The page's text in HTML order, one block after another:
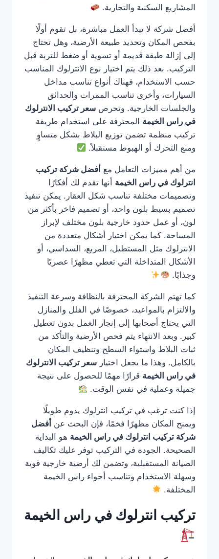
المشاريع السكنية والتجارية.
أفضل شركة لا تبدأ العمل مباشرة، بل تقوم أولًا
بفحص المكان وتحديد طبيعة الأرضية، وهل تحتاج
إلى إزالة طبقة قديمة أو تسوية أو ضغط للتربة قبل
التركيب. بعد ذلك يتم اختيار نوع الانترلوك المناسب
حسب الاستخدام، فهناك أنواع تناسب مداخل
السيارات، وأخرى تناسب الممرات والحدائق
والجلسات الخارجية. وتحرص سعر تركيب الانترلوك
في راس الخيمة المحترفة على استخدام طريقة
تركيب منظمة تضمن توزيع البلاط بشكل متساوٍ
ومنع التحرك أو الهبوط مستقبلاً.
من أهم مميزات التعامل مع أفضل شركة تركيب
انترلوك في راس الخيمة أنها تقدم لك أفكارًا
وتصميمات مختلفة تناسب شكل العقار. يمكن تنفيذ
تصميم بسيط بلون واحد، أو تصميم فاخر بأكثر من
لون، أو عمل حدود خارجية بلون مختلف لإبراز
المساحة. كما يمكن اختيار أشكال متعددة من
الانترلوك مثل المستطيل، المربع، السداسي، أو
الأشكال المتداخلة التي تعطي مظهرًا عصريًا
وجذابًا.
كما تهتم الشركة المحترفة بالنظافة وسرعة التنفيذ
والالتزام بالمواعيد، خصوصًا في الفلل والمنازل
التي يحتاج أصحابها إلى إنجاز العمل بدون تعطيل
كبير. وبعد الانتهاء يتم فحص الأرضية والتأكد من
ثبات البلاط واستواء السطح وتنظيف المكان
بالكامل. وهذا ما يجعل اختيار سعر تركيب الانترلوك
في راس الخيمة قرارًا مهمًا للحصول على نتيجة
جميلة وعملية في نفس الوقت.
إذا كنت ترغب في تركيب انترلوك يدوم طويلًا
ويمنح المكان مظهرًا فخمًا، فإن البحث عن أفضل
شركة تركيب انترلوك في راس الخيمة هو البداية
الصحيحة. الجودة في التركيب توفر عليك تكاليف
الصيانة المستقبلية، وتضمن لك أرضية خارجية قوية
وسهلة الاستخدام وتناسب أجواء راس الخيمة
المختلفة.
تركيب انترلوك في راس الخيمة